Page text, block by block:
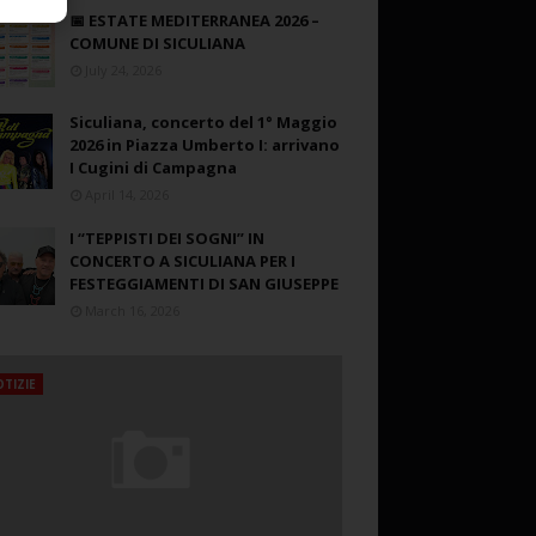
📅 ESTATE MEDITERRANEA 2026 –
COMUNE DI SICULIANA
Siculiana, concerto del 1° Maggio
2026 in Piazza Umberto I: arrivano
I Cugini di Campagna
I “TEPPISTI DEI SOGNI” IN
CONCERTO A SICULIANA PER I
FESTEGGIAMENTI DI SAN GIUSEPPE